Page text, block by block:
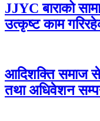
JJYC बाराको
उत्कृष्ट काम
आदिशक्ति समाज
तथा अधिवेशन